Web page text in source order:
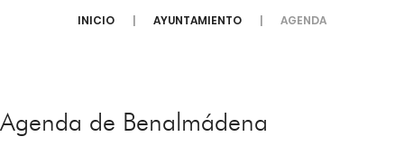
INICIO AYUNTAMIENTO AGENDA
Agenda de Benalmádena